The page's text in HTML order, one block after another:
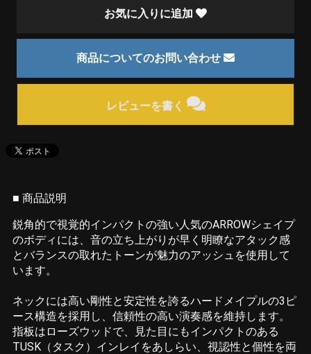
お気に入りに追加
商品についてのお問い合わせ
レビューを書く
■ 商品説明
鋭角的で視覚的インパクトの強い人気のARROWシェイプ
のボディには、音の立ち上がりが早く明瞭なアタック感
とバランスの取れたトーンが魅力のアッシュを使用して
います。
ネックには高い剛性と安定性を誇るハードメイプルの3ピ
ース構造を採用し、信頼性の高い演奏感を維持します。
指板はローズウッドで、見た目にもインパクトのある
TUSK（タスク）インレイをあしらい、視認性と個性を両